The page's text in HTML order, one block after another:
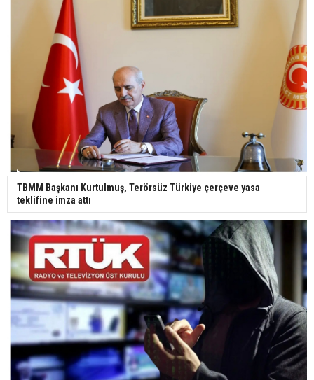
TBMM Başkanı Kurtulmuş, Terörsüz Türkiye çerçeve yasa
teklifine imza attı